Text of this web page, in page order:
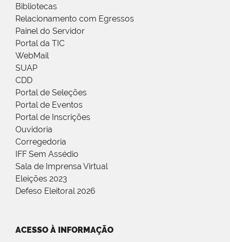
Bibliotecas
Relacionamento com Egressos
Painel do Servidor
Portal da TIC
WebMail
SUAP
CDD
Portal de Seleções
Portal de Eventos
Portal de Inscrições
Ouvidoria
Corregedoria
IFF Sem Assédio
Sala de Imprensa Virtual
Eleições 2023
Defeso Eleitoral 2026
ACESSO À INFORMAÇÃO